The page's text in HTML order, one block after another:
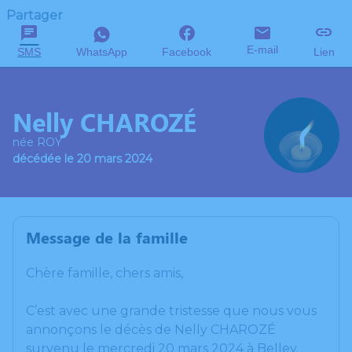
Partager
SMS WhatsApp Facebook E-mail Lien
Nelly CHAROZÉ
née ROY
décédée le 20 mars 2024
Message de la famille
Chère famille, chers amis,
C’est avec une grande tristesse que nous vous
annonçons le décès de Nelly CHAROZÉ
survenu le mercredi 20 mars 2024 à Belley.